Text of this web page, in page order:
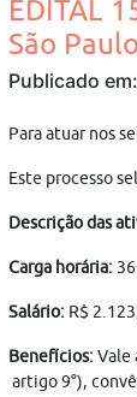
EDITAL
São Paulo
Publicado
Para atuar nos
Este processo
Descrição das
Carga horária:
Salário:R$
Benefícios:Vale
artigo 9°),